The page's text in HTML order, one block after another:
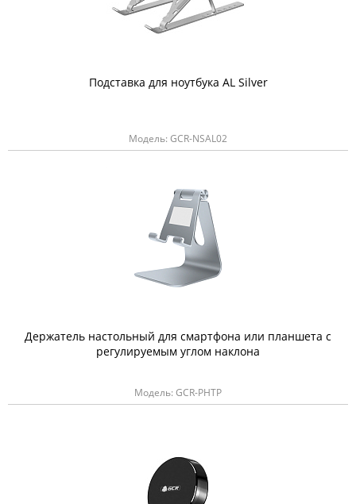
Подставка для ноутбука AL Silver
Модель: GCR-NSAL02
Держатель настольный для смартфона или планшета с
регулируемым углом наклона
Модель: GCR-PHTP